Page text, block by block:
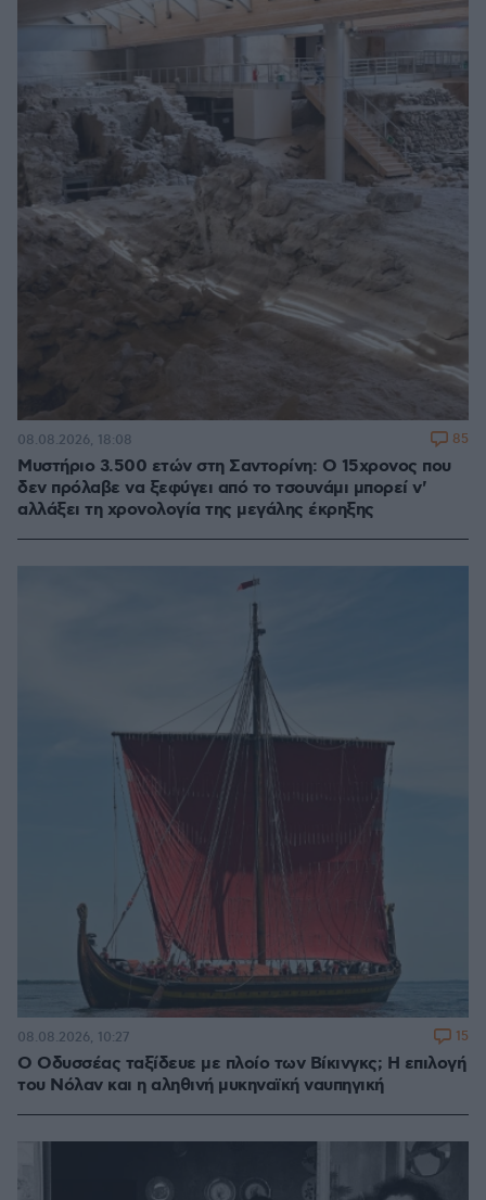
Μυστήριο 3.500 ετών στη Σαντορίνη: Ο 15χρονος που
δεν πρόλαβε να ξεφύγει από το τσουνάμι μπορεί ν'
αλλάξει τη χρονολογία της μεγάλης έκρηξης
08.08.2026, 18:08 85
Ο Οδυσσέας ταξίδευε με πλοίο των Βίκινγκς; Η επιλογή
του Νόλαν και η αληθινή μυκηναϊκή ναυπηγική
08.08.2026, 10:27 15